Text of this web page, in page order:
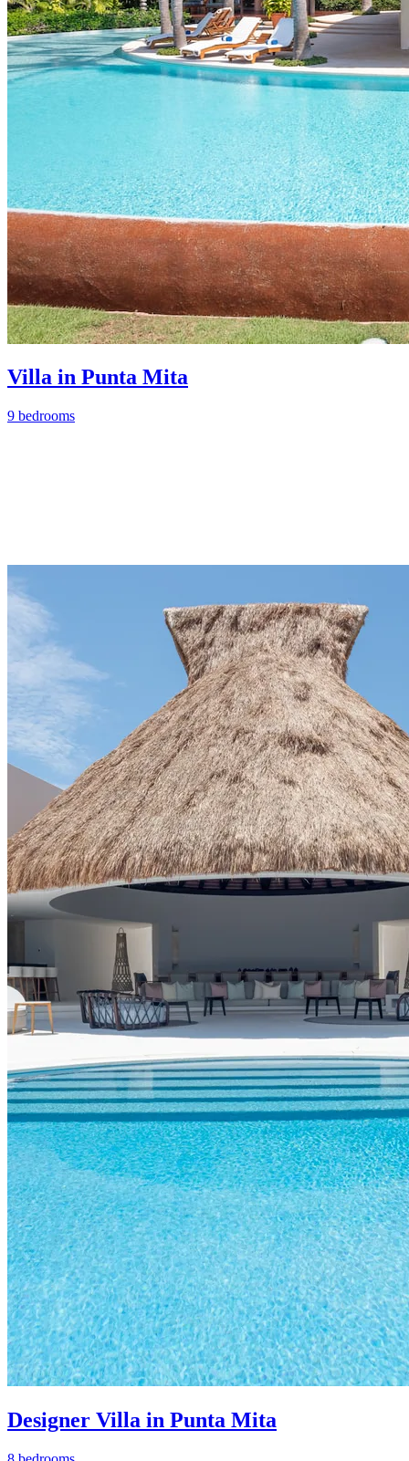
Villa in Punta Mita
9 bedrooms
Designer Villa in Punta Mita